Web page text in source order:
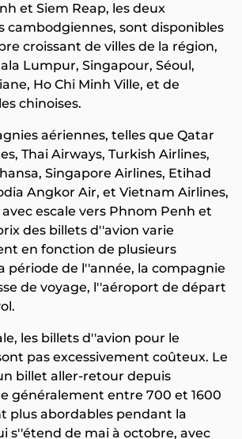
et Siem Reap, les deux
cambodgiennes, sont disponibles
croissant de villes de la région,
Lumpur, Singapour, Séoul,
Ho Chi Minh Ville, et de
chinoises.
aériennes, telles que Qatar
Thai Airways, Turkish Airlines,
Singapore Airlines, Etihad
Angkor Air, et Vietnam Airlines,
escale vers Phnom Penh et
des billets d''avion varie
en fonction de plusieurs
période de l''année, la compagnie
de voyage, l''aéroport de départ
les billets d''avion pour le
pas excessivement coûteux. Le
billet aller-retour depuis
généralement entre 700 et 1600
plus abordables pendant la
s''étend de mai à octobre, avec